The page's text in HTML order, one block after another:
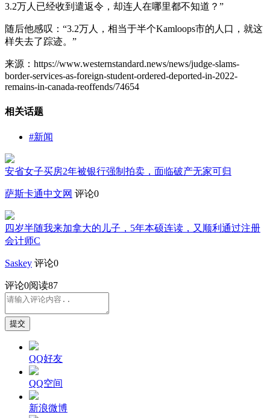
3.2万人已经收到遣返令，却连人在哪里都不知道？”
随后他感叹：“3.2万人，相当于半个Kamloops市的人口，就这
样失去了踪迹。”
来源：https://www.westernstandard.news/news/judge-slams-
border-services-as-foreign-student-ordered-deported-in-2022-
remains-in-canada-reoffends/74654
相关话题
#新闻
安省女子买房2年被银行强制拍卖，面临破产无家可归
萨斯卡通中文网 评论0
四岁半随我来加拿大的儿子，5年本硕连读，又顺利通过注册
会计师C
Saskey 评论0
评论0阅读87
提交
QQ好友
QQ空间
新浪微博